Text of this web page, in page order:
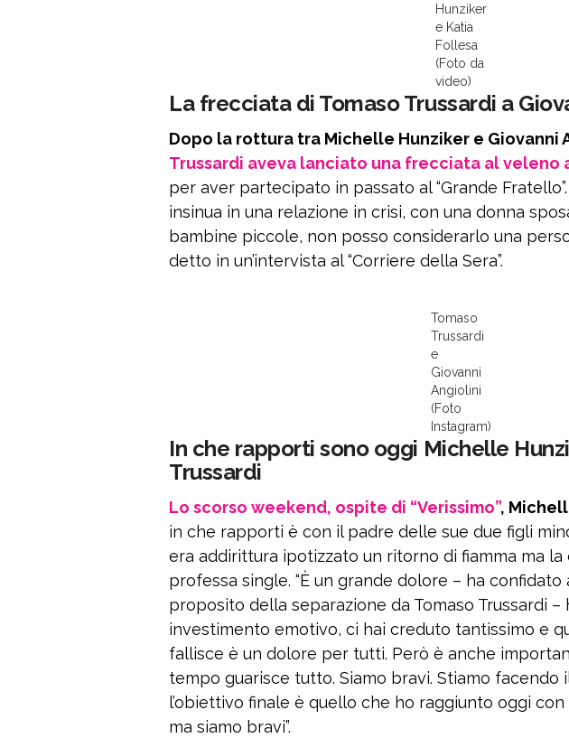
Hunziker
e Katia
Follesa
(Foto da
video)
La frecciata di Tomaso Trussardi a
Dopo la rottura tra Michelle Hunziker e Giovanni
Trussardi aveva lanciato una frecciata al veleno
per aver partecipato in passato al “Grande
insinua in una relazione in crisi, con una donna
bambine piccole, non posso considerarlo una
detto in un’intervista al “Corriere della Sera”.
Tomaso
Trussardi
e
Giovanni
Angiolini
(Foto
Instagram)
In che rapporti sono oggi Michelle
Trussardi
Lo scorso weekend, ospite di “Verissimo”,
in che rapporti è con il padre delle sue due figli
era addirittura ipotizzato un ritorno di fiamma ma
professa single. “È un grande dolore – ha confidato
proposito della separazione da Tomaso Trussardi –
investimento emotivo, ci hai creduto tantissimo e
fallisce è un dolore per tutti. Però è anche
tempo guarisce tutto. Siamo bravi. Stiamo facendo
l’obiettivo finale è quello che ho raggiunto oggi
ma siamo bravi”.